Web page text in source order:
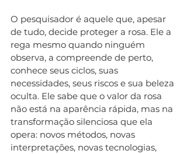
O pesquisador é aquele que, apesar
de tudo, decide proteger a rosa. Ele a
rega mesmo quando ninguém
observa, a compreende de perto,
conhece seus ciclos, suas
necessidades, seus riscos e sua beleza
oculta. Ele sabe que o valor da rosa
não está na aparência rápida, mas na
transformação silenciosa que ela
opera: novos métodos, novas
interpretações, novas tecnologias,